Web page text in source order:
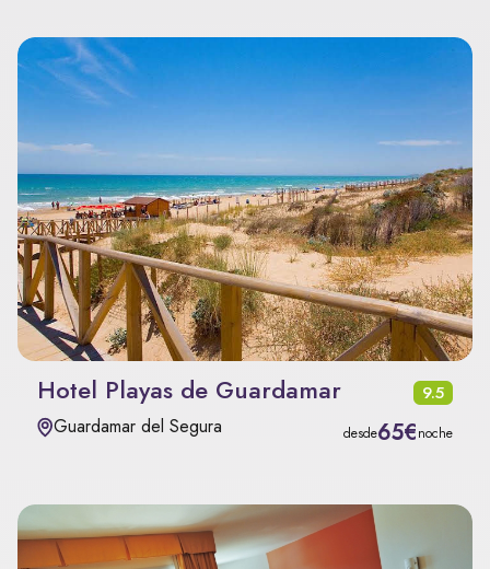
Hotel Playas de Guardamar 9.5
Guardamar del Segura desde65€noche